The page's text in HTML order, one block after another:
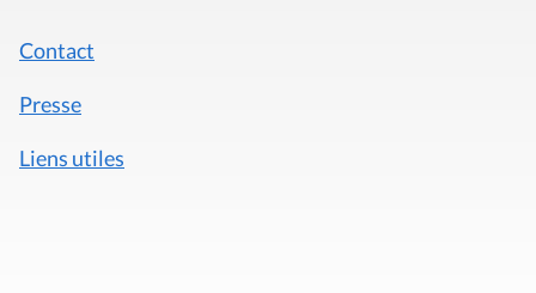
Contact
Presse
Liens utiles